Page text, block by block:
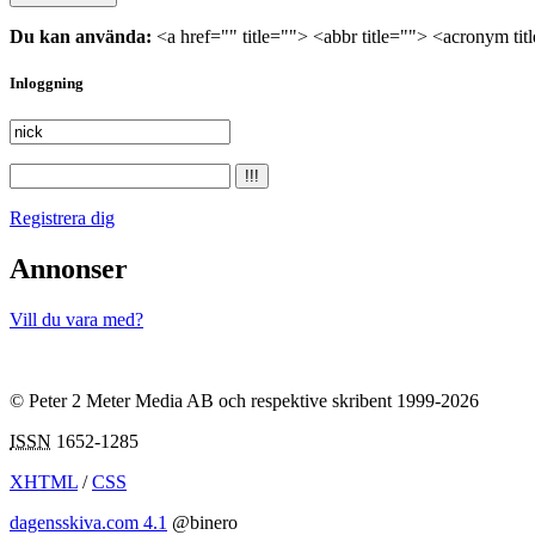
Du kan använda: <a href="" title=""> <abbr title=""> <acronym
Inloggning
Registrera dig
Annonser
Vill du vara med?
© Peter 2 Meter Media AB och respektive skribent 1999-2026
ISSN 1652-1285
XHTML /CSS
dagensskiva.com 4.1 @binero